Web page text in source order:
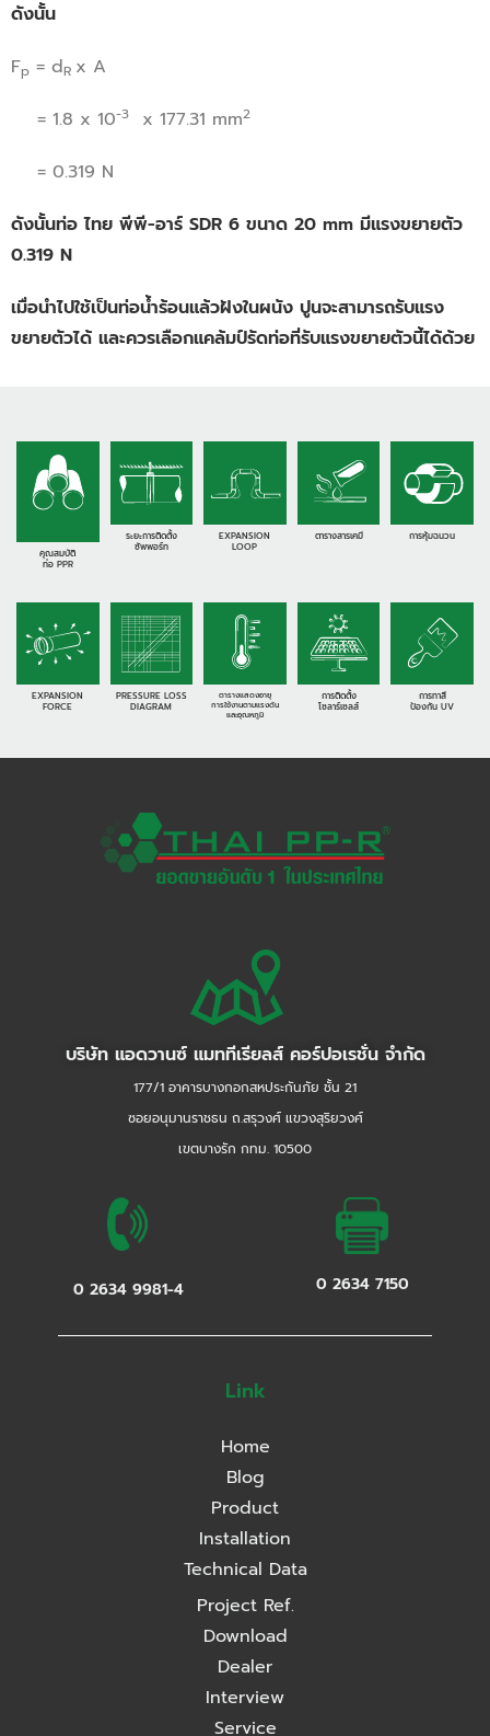
ดังนั้น
Fp = dR x A
= 1.8 x 10-3 x 177.31 mm2
= 0.319 N
ดังนั้นท่อ ไทย พีพี-อาร์ SDR 6 ขนาด 20 mm มีแรงขยายตัว
0.319 N
เมื่อนำไปใช้เป็นท่อน้ำร้อนแล้วฝังในผนัง ปูนจะสามารถรับแรง
ขยายตัวได้ และควรเลือกแคล้มป์รัดท่อที่รับแรงขยายตัวนี้ได้ด้วย
คุณสมบัติ
ท่อ PPR
ระยะการติดตั้ง
ซัพพอร์ท
EXPANSION
LOOP
ตารางสารเคมี การหุ้มฉนวน
EXPANSION
FORCE
PRESSURE LOSS
DIAGRAM
ตารางแสดงอายุ
การใช้งานตามแรงดัน
และอุณหภูมิ
การติดตั้ง
โซลาร์เซลส์
การทาสี
ป้องกัน UV
บริษัท แอดวานซ์ แมททีเรียลส์ คอร์ปอเรชั่น จำกัด
177/1 อาคารบางกอกสหประกันภัย ชั้น 21
ซอยอนุมานราชธน ถ.สรุวงศ์ แขวงสุริยวงศ์
เขตบางรัก กทม. 10500
0 2634 9981-4 0 2634 7150
Link
Home
Blog
Product
Installation
Technical Data
Project Ref.
Download
Dealer
Interview
Service